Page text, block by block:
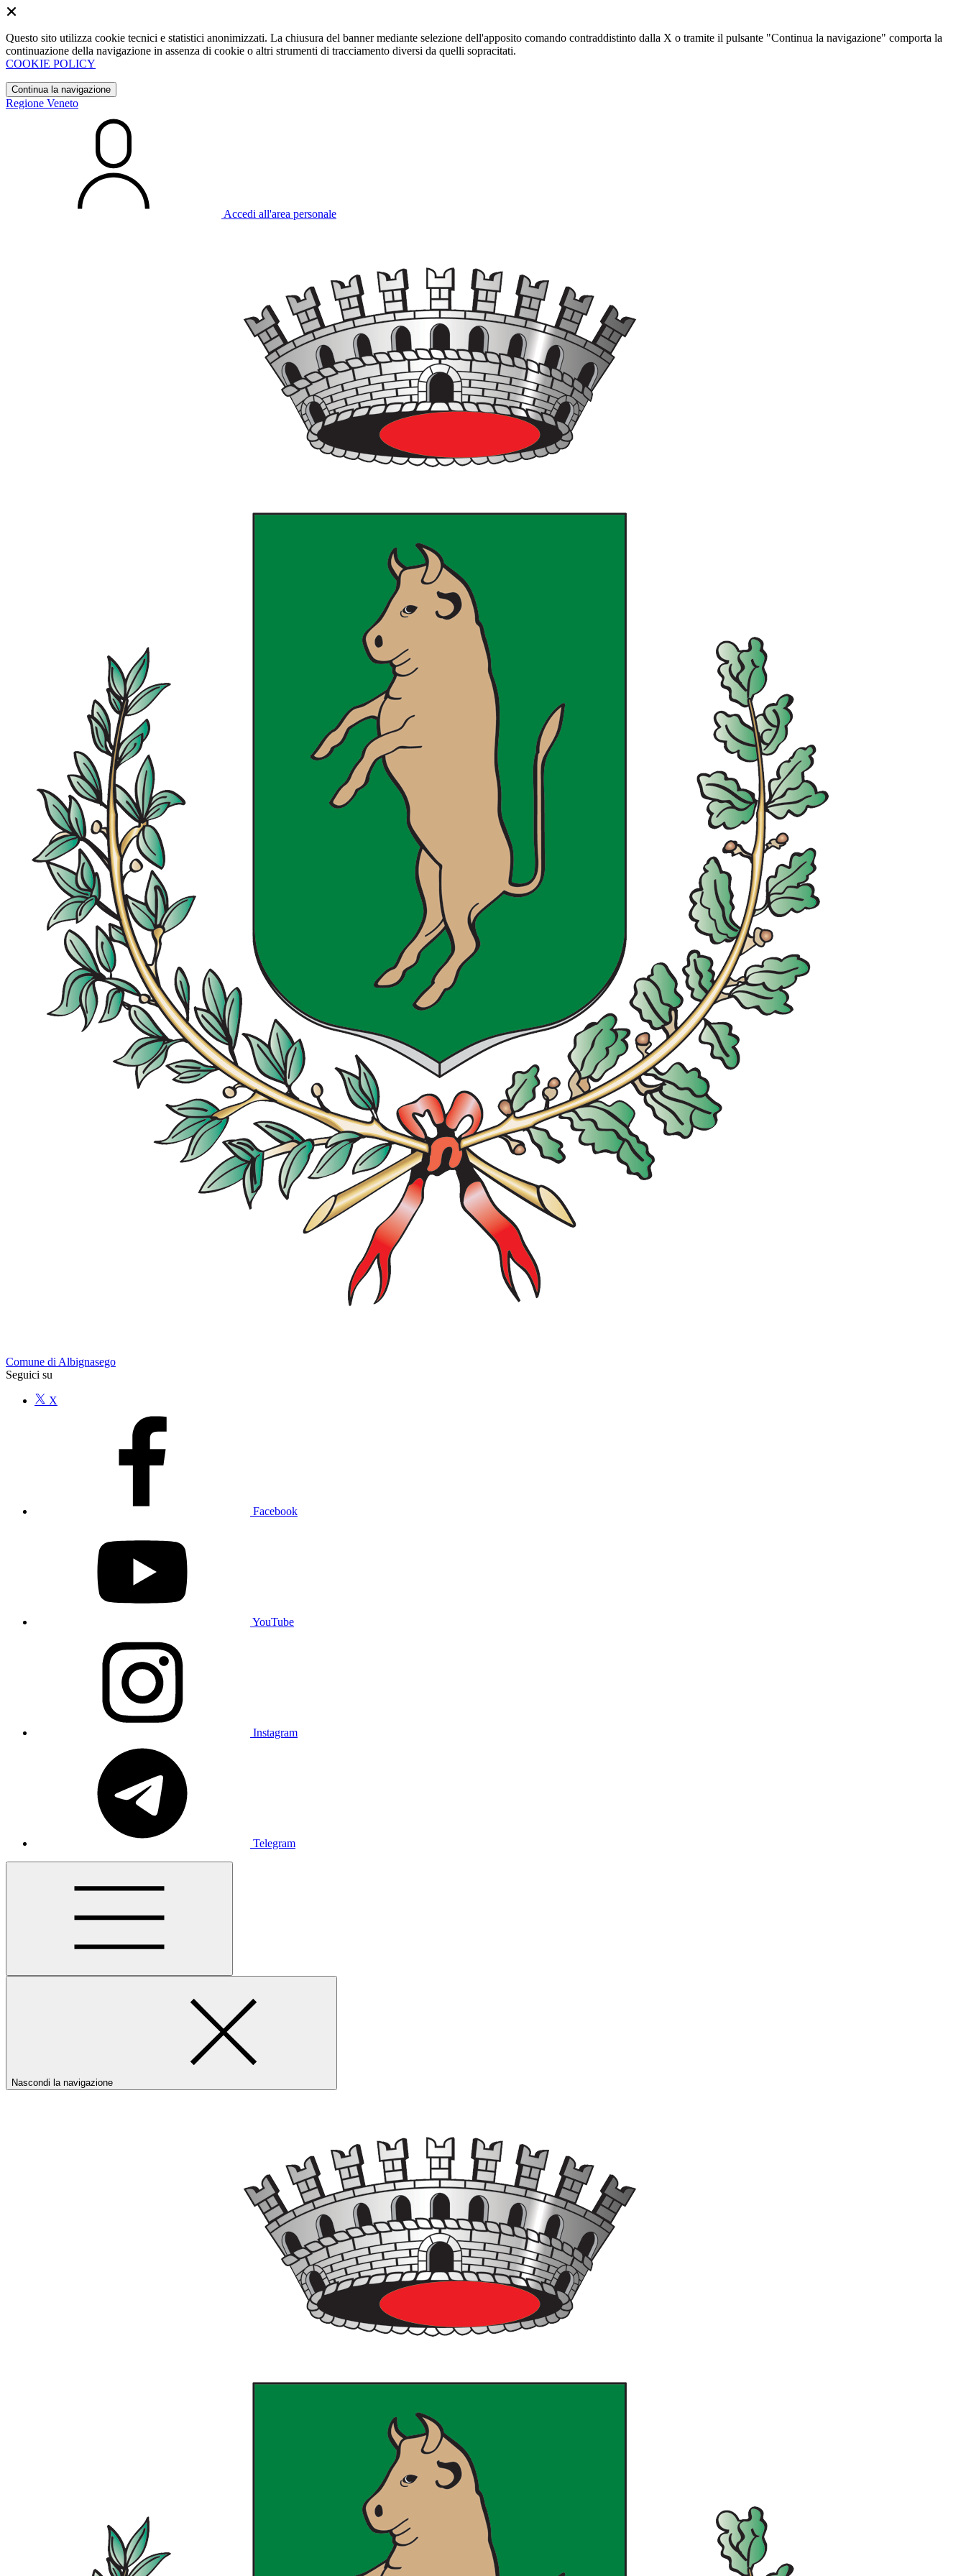
Questo sito utilizza cookie tecnici e statistici anonimizzati. La chiusura del banner mediante selezione dell'apposito comando contraddistinto dalla X o tramite il pulsante "Continua la navigazione" comporta la
continuazione della navigazione in assenza di cookie o altri strumenti di tracciamento diversi da quelli sopracitati.
COOKIE POLICY
Continua la navigazione
Regione Veneto
Accedi all'area personale
Comune di Albignasego
Seguici su
X
Facebook
YouTube
Instagram
Telegram
Nascondi la navigazione